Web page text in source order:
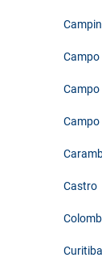
Campo
Castro
Curitiba